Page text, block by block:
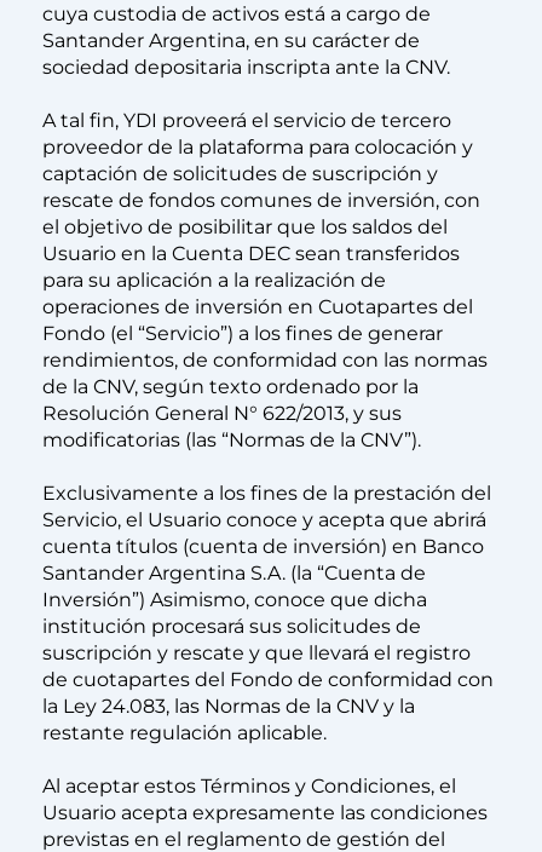
cuya custodia de activos está a cargo de
Santander Argentina, en su carácter de
sociedad depositaria inscripta ante la CNV.
A tal fin, YDI proveerá el servicio de tercero
proveedor de la plataforma para colocación y
captación de solicitudes de suscripción y
rescate de fondos comunes de inversión, con
el objetivo de posibilitar que los saldos del
Usuario en la Cuenta DEC sean transferidos
para su aplicación a la realización de
operaciones de inversión en Cuotapartes del
Fondo (el “Servicio”) a los fines de generar
rendimientos, de conformidad con las normas
de la CNV, según texto ordenado por la
Resolución General N° 622/2013, y sus
modificatorias (las “Normas de la CNV”).
Exclusivamente a los fines de la prestación del
Servicio, el Usuario conoce y acepta que abrirá
cuenta títulos (cuenta de inversión) en Banco
Santander Argentina S.A. (la “Cuenta de
Inversión”) Asimismo, conoce que dicha
institución procesará sus solicitudes de
suscripción y rescate y que llevará el registro
de cuotapartes del Fondo de conformidad con
la Ley 24.083, las Normas de la CNV y la
restante regulación aplicable.
Al aceptar estos Términos y Condiciones, el
Usuario acepta expresamente las condiciones
previstas en el reglamento de gestión del